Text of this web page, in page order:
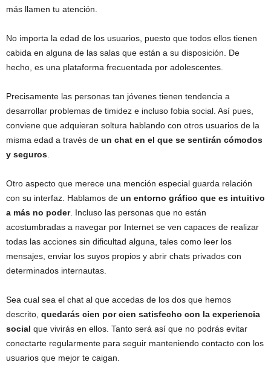
más llamen tu atención.
No importa la edad de los usuarios, puesto que todos ellos tienen
cabida en alguna de las salas que están a su disposición. De
hecho, es una plataforma frecuentada por adolescentes.
Precisamente las personas tan jóvenes tienen tendencia a
desarrollar problemas de timidez e incluso fobia social. Así pues,
conviene que adquieran soltura hablando con otros usuarios de la
misma edad a través de un chat en el que se sentirán cómodos
y seguros
Otro aspecto que merece una mención especial guarda relación
con su interfaz. Hablamos de un entorno gráfico que es intuitivo
a más no poder. Incluso las personas que no están
acostumbradas a navegar por Internet se ven capaces de realizar
todas las acciones sin dificultad alguna, tales como leer los
mensajes, enviar los suyos propios y abrir chats privados con
determinados internautas.
Sea cual sea el chat al que accedas de los dos que hemos
descrito, quedarás cien por cien satisfecho con la experiencia
social que vivirás en ellos. Tanto será así que no podrás evitar
conectarte regularmente para seguir manteniendo contacto con los
usuarios que mejor te caigan.